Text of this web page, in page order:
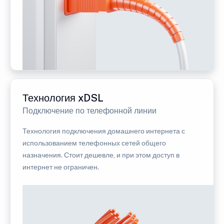
Технология xDSL
Подключение по телефонной линии
Технология подключения домашнего интернета с
использованием телефонных сетей общего
назначения. Стоит дешевле, и при этом доступ в
интернет не ограничен.